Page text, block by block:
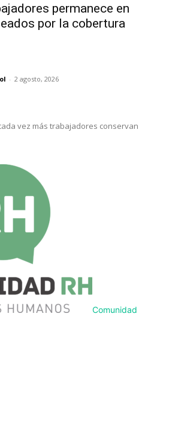
permanece en
por la cobertura
- 2 agosto, 2026
vez más trabajadores conservan
Comunidad